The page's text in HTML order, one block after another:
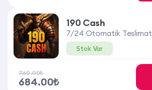
190 Cash
7/24 Otomatik Teslimat
Stok Var
760.00₺
684.00₺